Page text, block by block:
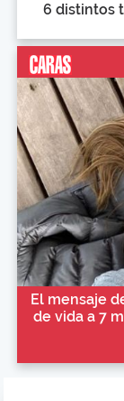
6 distintos
El mensaje
de vida a 7